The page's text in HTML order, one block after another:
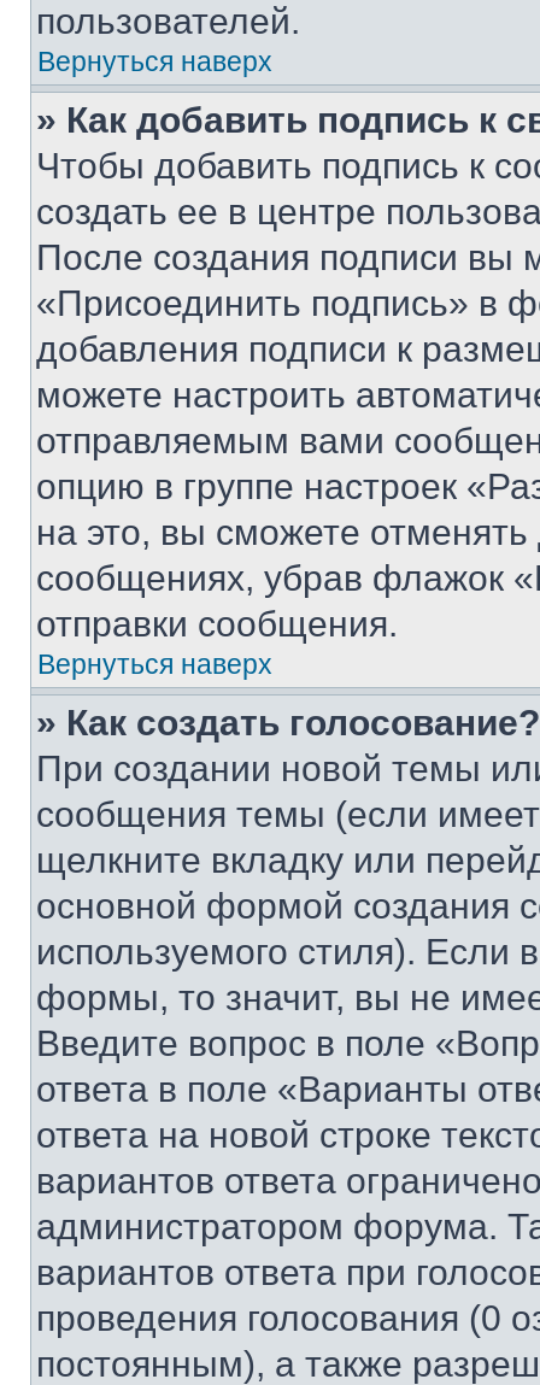
пользователей.
Вернуться наверх
» Как добавить подпись к
Чтобы добавить подпись к
создать ее в центре
После создания подписи вы
«Присоединить подпись» в
добавления подписи к
можете настроить
отправляемым вами
опцию в группе настроек
на это, вы сможете
сообщениях, убрав флажок
отправки сообщения.
Вернуться наверх
» Как создать голосование?
При создании новой темы
сообщения темы (если
щелкните вкладку или
основной формой создания
используемого стиля). Если
формы, то значит, вы не
Введите вопрос в поле
ответа в поле «Варианты
ответа на новой строке
вариантов ответа
администратором форума.
вариантов ответа при
проведения голосования (0
постоянным), а также